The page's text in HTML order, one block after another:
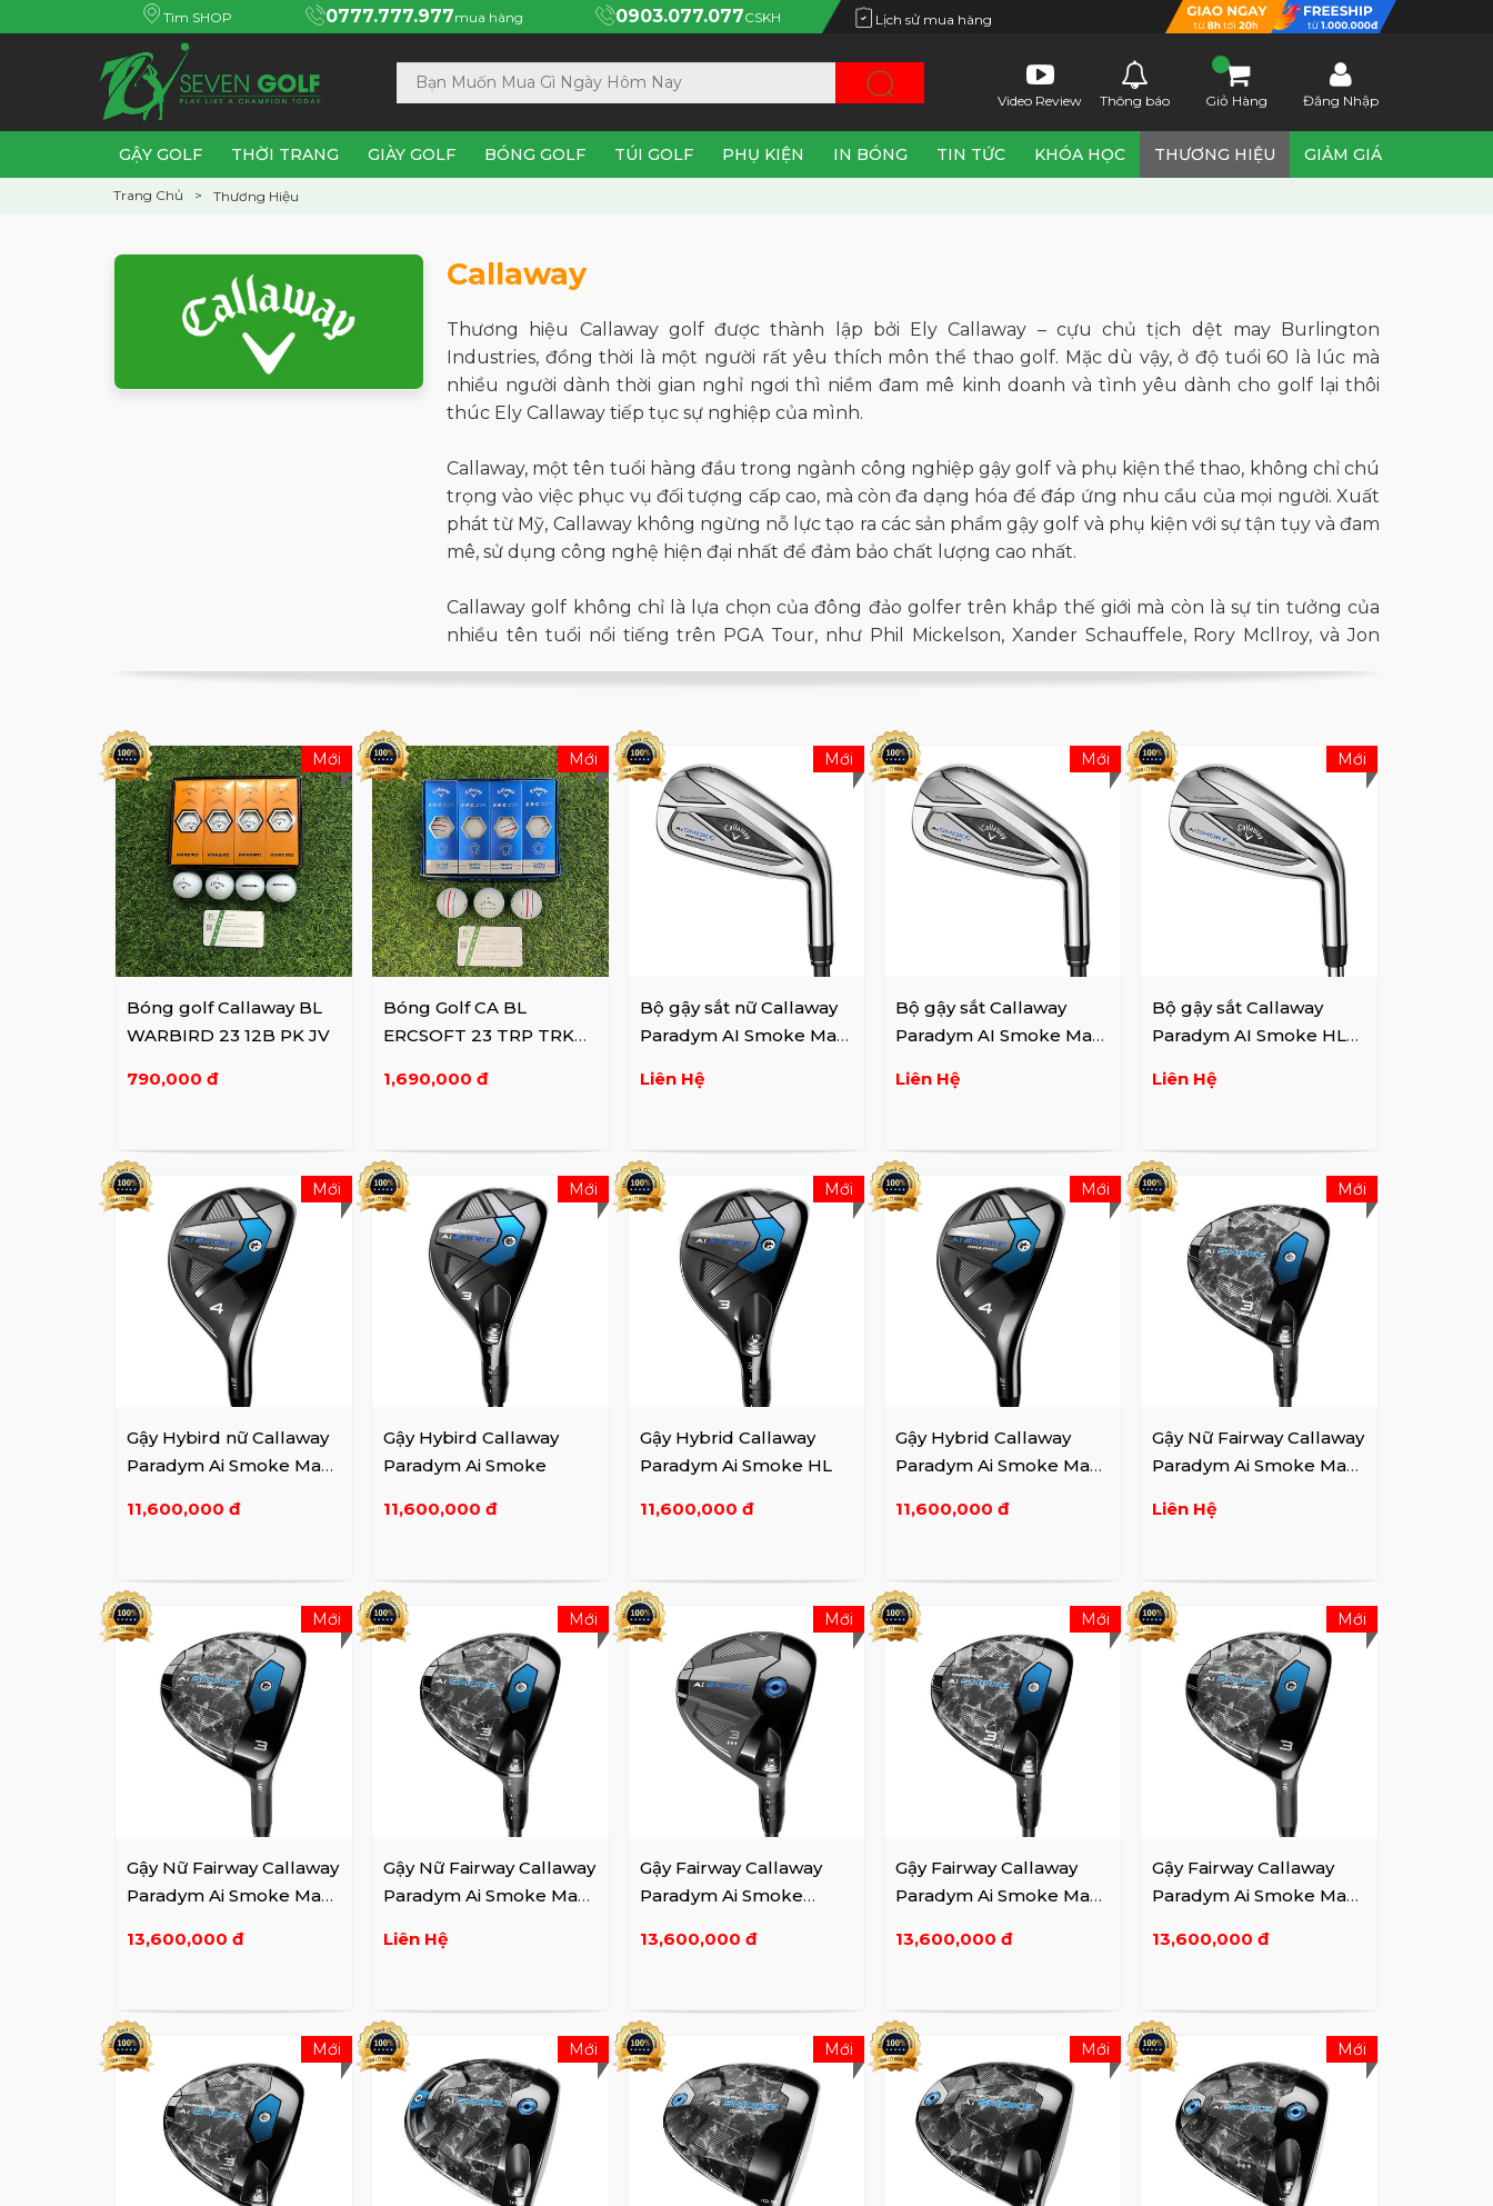
Tìm SHOP 0777.777.977mua hàng 0903.077.077CSKH Lịch sử mua hàng
Video Review Thông báo Giỏ Hàng Đăng Nhập
GẬY GOLF THỜI TRANG GIÀY GOLF BÓNG GOLF TÚI GOLF PHỤ KIỆN IN BÓNG TIN TỨC KHÓA HỌC THƯƠNG HIỆU GIẢM GIÁ
Trang Chủ Thương Hiệu
Callaway
Thương hiệu Callaway golfđược thành lập bởi Ely Callaway – cựu chủ tịch dệt may Burlington
Industries, đồng thời là một người rất yêu thích môn thể thao golf. Mặc dù vậy, ở độ tuổi 60 là lúc mà
nhiều người dành thời gian nghỉ ngơi thì niềm đam mê kinh doanh và tình yêu dành cho golf lại thôi
thúc Ely Callaway tiếp tục sự nghiệp của mình.
Callaway, một tên tuổi hàng đầu trong ngành công nghiệp gậy golf và phụ kiện thể thao, không chỉ chú
trọng vào việc phục vụ đối tượng cấp cao, mà còn đa dạng hóa để đáp ứng nhu cầu của mọi người. Xuất
phát từ Mỹ, Callaway không ngừng nỗ lực tạo ra các sản phẩm gậy golf và phụ kiện với sự tận tụy và đam
mê, sử dụng công nghệ hiện đại nhất để đảm bảo chất lượng cao nhất.
Callaway golf không chỉ là lựa chọn của đông đảo golfer trên khắp thế giới mà còn là sự tin tưởng của
nhiều tên tuổi nổi tiếng trên PGA Tour, như Phil Mickelson, Xander Schauffele, Rory Mcllroy, và Jon
Với hơn 40 năm phát triển, Callaway không chỉ sản xuất gậy golf mà còn là địa chỉ đáng tin cậy cho bóng
golf và phụ kiện thời trang thể thao. Sự hấp dẫn của thương hiệu này không chỉ nằm ở chất lượng sản
phẩm mà còn ở sự chăm sóc đặc biệt đối với trải nghiệm của người chơi, làm nên tên tuổi lừng danh của
Callaway trong làng golf thế giới.
Bóng golf Callaway BL
WARBIRD 23 12B PK JV
790,000 đ
Mới
Bóng Golf CA BL
ERCSOFT 23 TRP TRK
1,690,000 đ
Mới
Bộ gậy sắt nữ Callaway
Paradym AI Smoke Max
Liên Hệ
Mới
Bộ gậy sắt Callaway
Paradym AI Smoke Max
Liên Hệ
Mới
Bộ gậy sắt Callaway
Paradym AI Smoke HL
Liên Hệ
Mới
Gậy Hybird nữ Callaway
Paradym Ai Smoke Max
11,600,000 đ
Mới
Gậy Hybird Callaway
Paradym Ai Smoke
11,600,000 đ
Mới
Gậy Hybrid Callaway
Paradym Ai Smoke HL
11,600,000 đ
Mới
Gậy Hybrid Callaway
Paradym Ai Smoke Max
11,600,000 đ
Mới
Gậy Nữ Fairway Callaway
Paradym Ai Smoke Max
Liên Hệ
Mới
Gậy Nữ Fairway Callaway
Paradym Ai Smoke Max
13,600,000 đ
Mới
Gậy Nữ Fairway Callaway
Paradym Ai Smoke Max
Liên Hệ
Mới
Gậy Fairway Callaway
Paradym Ai Smoke
13,600,000 đ
Mới
Gậy Fairway Callaway
Paradym Ai Smoke Max
13,600,000 đ
Mới
Gậy Fairway Callaway
Paradym Ai Smoke Max
13,600,000 đ
Mới
Mới Mới Mới Mới Mới